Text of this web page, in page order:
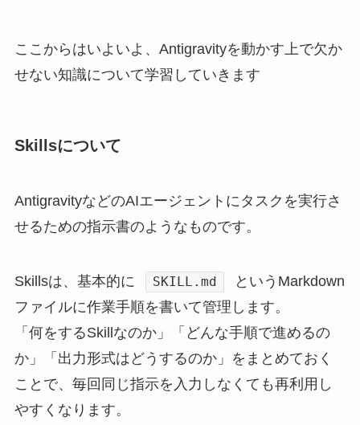
ここからはいよいよ、Antigravityを動かす上で欠か
せない知識について学習していきます
Skillsについて
AntigravityなどのAIエージェントにタスクを実行さ
せるための指示書のようなものです。
Skillsは、基本的に SKILL.md
というMarkdown
ファイルに作業手順を書いて管理します。
「何をするSkillなのか」「どんな手順で進めるの
か」「出力形式はどうするのか」をまとめておく
ことで、毎回同じ指示を入力しなくても再利用し
やすくなります。